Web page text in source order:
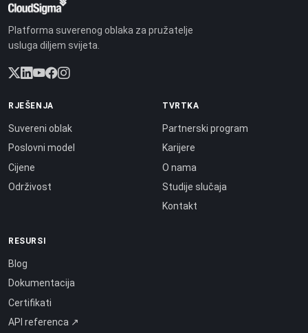
Platforma suverenog oblaka za pružatelje
usluga diljem svijeta.
RJEŠENJA
Suvereni oblak
Poslovni model
Cijene
Održivost
TVRTKA
Partnerski program
Karijere
O nama
Studije slučaja
Kontakt
RESURSI
Blog
Dokumentacija
Certifikati
API referenca ↗